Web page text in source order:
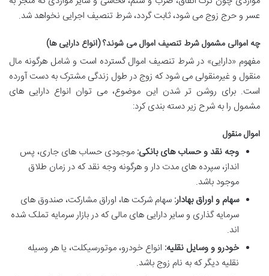
عسر و حرج زوج می شود، ثابت گردد، شرط تنصیف اجرایی نخواهد شد.
چه اموالی مشمول شرط تنصیف اموال می شوند؟ (انواع دارایی ها)
مفهوم «دارایی» در شرط تنصیف اموال گسترده است و شامل هرگونه مال
منقول و غیرمنقولی می شود که زوج در طول زندگی مشترک به دست آورده
است. برای روشن تر شدن این موضوع، می توان انواع دارایی های
مشمول را به شرح زیر دسته بندی کرد:
اموال منقول
وجه نقد و حساب های بانکی: موجودی حساب های جاری، پس
انداز، سپرده های مدت دار و هرگونه وجه نقد که در زمان طلاق
موجود باشد.
سهام و اوراق بهادار: سهام شرکت ها، اوراق مشارکت، صندوق های
سرمایه گذاری و سایر دارایی های مالی که در بازار سرمایه تملک شده
اند.
خودرو و وسایل نقلیه: انواع خودرو، موتورسیکلت، یا هر وسیله
نقلیه دیگر که به نام زوج باشد.